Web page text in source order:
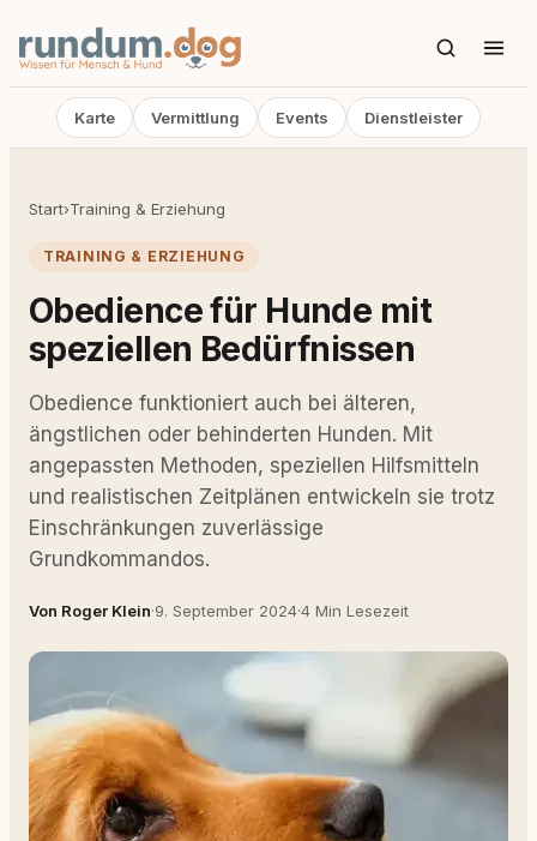
Karte Vermittlung Events Dienstleister
Start›Training & Erziehung
TRAINING & ERZIEHUNG
Obedience für Hunde mit
speziellen Bedürfnissen
Obedience funktioniert auch bei älteren,
ängstlichen oder behinderten Hunden. Mit
angepassten Methoden, speziellen Hilfsmitteln
und realistischen Zeitplänen entwickeln sie trotz
Einschränkungen zuverlässige
Grundkommandos.
Von Roger Klein·9. September 2024·4 Min Lesezeit